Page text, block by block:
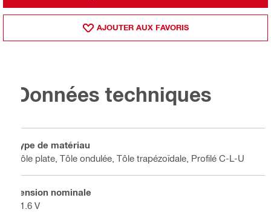
AJOUTER AUX FAVORIS
Données techniques
Type de matériau
Tôle plate, Tôle ondulée, Tôle trapézoïdale, Profilé C-L-U
Tension nominale
21.6 V